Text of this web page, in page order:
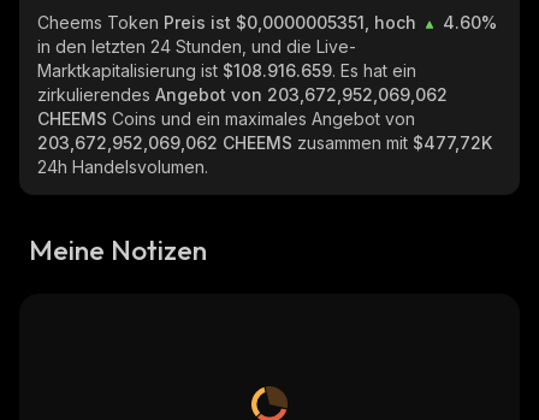
Cheems Token Preis ist $0,0000005351, hoch
4.60%
in den letzten 24 Stunden, und die Live-
Marktkapitalisierung ist $108.916.659. Es hat ein
zirkulierendes Angebot von 203,672,952,069,062
CHEEMS Coins und ein maximales Angebot von
203,672,952,069,062 CHEEMS zusammen mit $477,72K
24h Handelsvolumen.
Meine Notizen